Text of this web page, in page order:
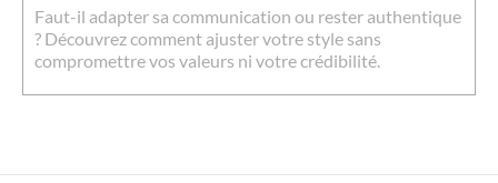
Faut-il adapter sa communication ou rester authentique
? Découvrez comment ajuster votre style sans
compromettre vos valeurs ni votre crédibilité.